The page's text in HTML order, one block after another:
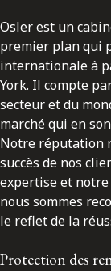
Osler est un
premier plan qui
internationale à
York. Il compte
secteur et du
marché qui en
Notre réputation
succès de nos
expertise et
nous sommes
le reflet de la
Protection des